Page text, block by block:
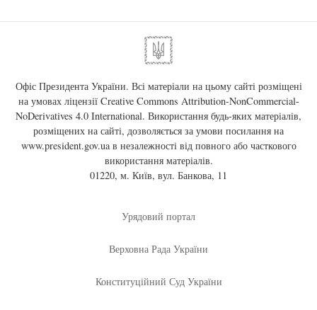
Офіс Президента України. Всі матеріали на цьому сайті розміщені
на умовах ліцензії Creative Commons Attribution-NonCommercial-
NoDerivatives 4.0 International. Використання будь-яких матеріалів,
розміщених на сайті, дозволяється за умови посилання на
www.president.gov.uaв незалежності від повного або часткового
використання матеріалів.
01220, м. Київ, вул. Банкова, 11
Урядовий портал
Верховна Рада України
Конституційний Суд України